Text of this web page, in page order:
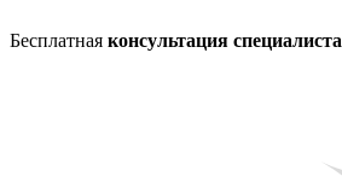
Бесплатная консультация специалиста